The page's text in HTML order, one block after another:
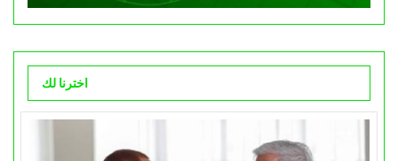
اخترنا لك